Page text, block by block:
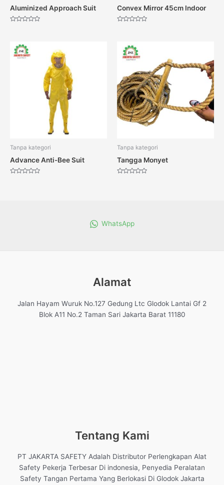
Aluminized Approach Suit Convex Mirror 45cm Indoor
Tanpa kategori
Advance Anti-Bee Suit
Tanpa kategori
Tangga Monyet
WhatsApp
Alamat
Jalan Hayam Wuruk No.127 Gedung Ltc Glodok Lantai Gf 2
Blok A11 No.2 Taman Sari Jakarta Barat 11180
Tentang Kami
PT JAKARTA SAFETY Adalah Distributor Perlengkapan Alat
Safety Pekerja Terbesar Di indonesia, Penyedia Peralatan
Safety Tangan Pertama Yang Berlokasi Di Glodok Jakarta